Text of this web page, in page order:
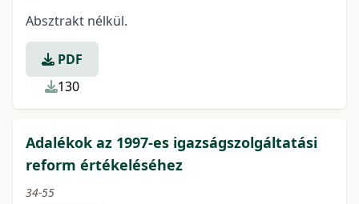
Absztrakt nélkül.
PDF
130
Adalékok az 1997-es igazságszolgáltatási
reform értékeléséhez
34-55